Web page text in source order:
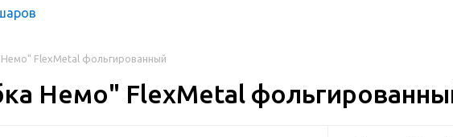
FlexMetal фольгированный
Немо" FlexMetal